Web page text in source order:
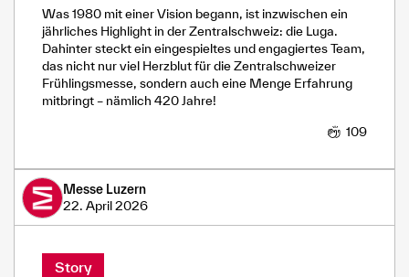
Was 1980 mit einer Vision begann, ist inzwischen ein
jährliches Highlight in der Zentralschweiz: die Luga.
Dahinter steckt ein eingespieltes und engagiertes Team,
das nicht nur viel Herzblut für die Zentralschweizer
Frühlingsmesse, sondern auch eine Menge Erfahrung
mitbringt – nämlich 420 Jahre!
109
Messe Luzern
22. April 2026
Story